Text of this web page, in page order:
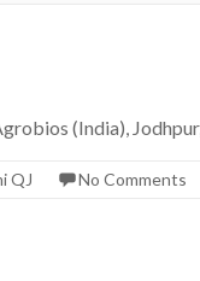
(India),
QJ No Comments